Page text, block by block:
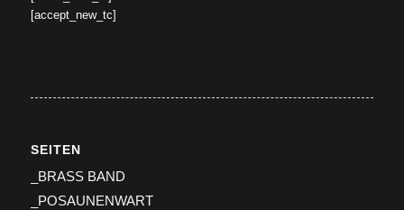
[accept_new_tc]
SEITEN
_BRASS BAND
_POSAUNENWART